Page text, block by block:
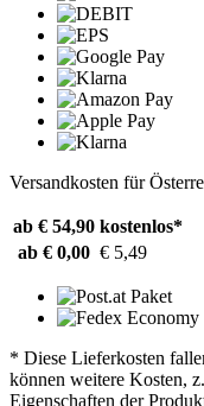
Versandkosten für
ab € 54,90 kostenlos*
ab € 0,00 € 5,49
* Diese Lieferkosten
können weitere Kosten,
Eigenschaften der